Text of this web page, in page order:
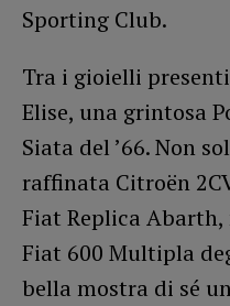
Sporting Club.
Tra i gioielli
Elise, una grintosa
Siata del ’66. Non
raffinata Citroën
Fiat Replica
Fiat 600 Multipla
bella mostra di sé